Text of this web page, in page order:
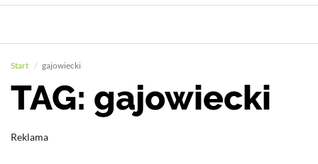
Start gajowiecki
TAG: gajowiecki
Reklama